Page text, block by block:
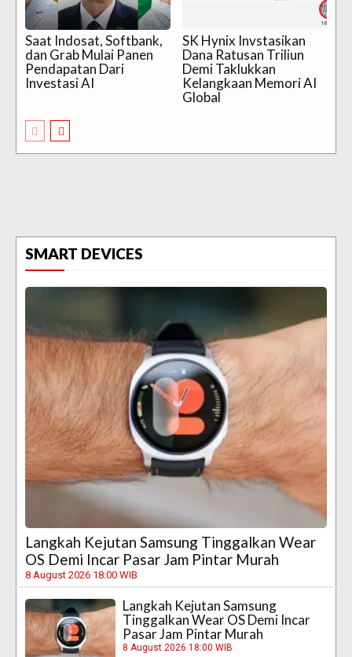
Saat Indosat, Softbank,
dan Grab Mulai Panen
Pendapatan Dari
Investasi AI
SK Hynix Invstasikan
Dana Ratusan Triliun
Demi Taklukkan
Kelangkaan Memori AI
Global
SMART DEVICES
Langkah Kejutan Samsung Tinggalkan Wear
OS Demi Incar Pasar Jam Pintar Murah
8 August 2026 18:00 WIB
Langkah Kejutan Samsung
Tinggalkan Wear OS Demi Incar
Pasar Jam Pintar Murah
8 August 2026 18:00 WIB